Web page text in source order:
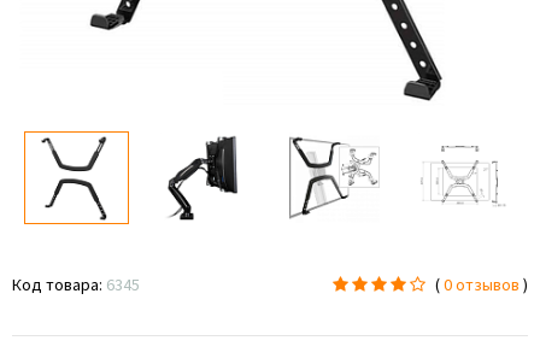
Код товара: 6345 (0 отзывов )